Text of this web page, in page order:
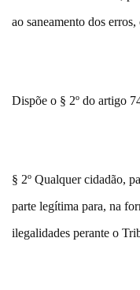
ao saneamento dos
Dispõe o § 2º do artigo
§ 2º Qualquer cidadão,
parte legítima para, na
ilegalidades perante o